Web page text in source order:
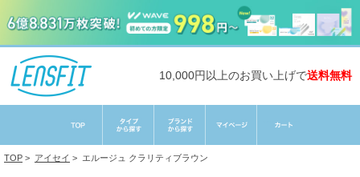
10,000円以上のお買い上げで送料無料
TOP > アイセイ > エルージュ クラリティブラウン